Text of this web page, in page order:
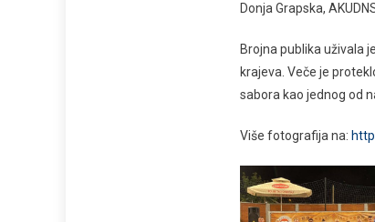
Donja Grapska,
Brojna publika uživala
krajeva. Veče je
sabora kao jednog od
Više fotografija na: